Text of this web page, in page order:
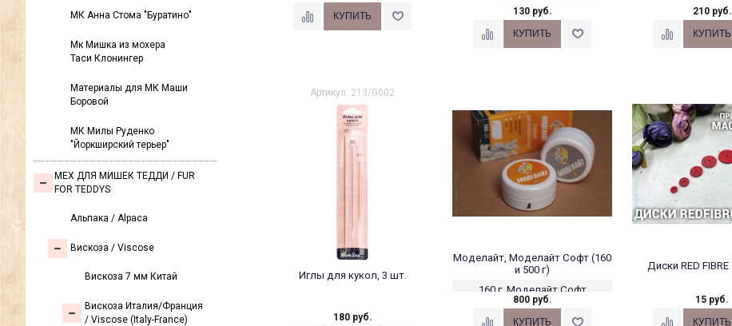
МК Анна Стома "Буратино"
Мк Мишка из мохера
Таси Клонингер
Материалы для МК Маши
Боровой
МК Милы Руденко
"Йоркширский терьер"
МЕХ ДЛЯ МИШЕК ТЕДДИ / FUR
FOR TEDDYS
Альпака / Alpaca
Вискоза / Viscose
Вискоза 7 мм Китай
Вискоза Италия/Франция
/ Viscose (Italy-France)
130 руб. 210 руб.
Артикул: 213/G002
Иглы для кукол, 3 шт.
180 руб.
Моделайт, Моделайт Софт (160
и 500 г)
160 г, Моделайт Софт
(зеленая упаковка)
800 руб.
Диски RED FIBRE
15 руб.